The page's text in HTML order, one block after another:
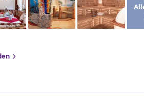
von Tourismusverband